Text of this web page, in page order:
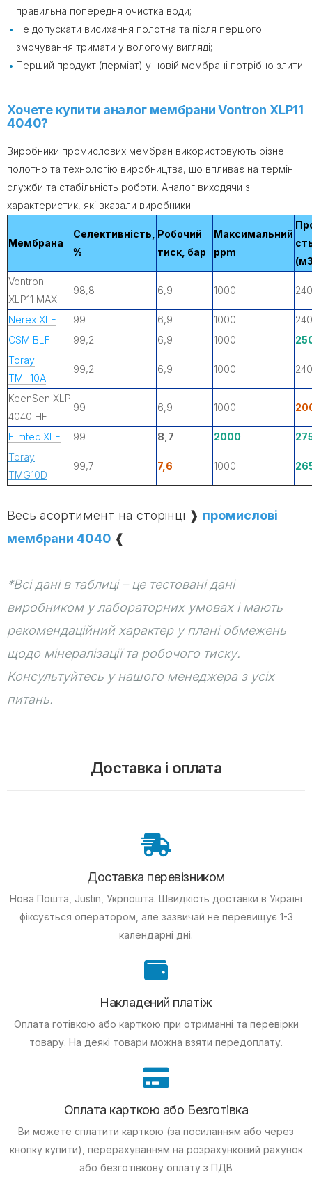
правильна попередня очистка води;
Не допускати висихання полотна та після першого
змочування тримати у вологому вигляді;
Перший продукт (перміат) у новій мембрані потрібно злити.
Хочете купити аналог мембрани Vontron XLP11
4040?
Виробники промислових мембран використовують різне
полотно та технологію виробництва, що впливає на термін
служби та стабільність роботи. Аналог виходячи з
характеристик, які вказали виробники:
Мембрана
Селективність,
%
Робочий
тиск, бар
Максимальний
ppm
Vontron
XLP11 MAX
98,8 6,9 1000
Nerex XLE 99 6,9 1000
CSM BLF
99,2 6,9 1000
Toray
TMH10A
99,2 6,9 1000
KeenSen XLP
4040 HF
99 6,9 1000
Filmtec XLE 99 8,7 2000
Toray
TMG10D
99,7 7,6 1000
Весь асортимент на сторінці ❱ промислові
мембрани 4040 ❰
*Всі дані в таблиці – це тестовані дані
виробником у лабораторних умовах і мають
рекомендаційний характер у плані обмежень
щодо мінералізації та робочого тиску.
Консультуйтесь у нашого менеджера з усіх
питань.
Доставка і оплата
Доставка перевізником
Нова Пошта, Justin, Укрпошта. Швидкість доставки в Україні
фіксується оператором, але зазвичай не перевищує 1-3
календарні дні.
Накладений платіж
Оплата готівкою або карткою при отриманні та перевірки
товару. На деякі товари можна взяти передоплату.
Оплата карткою або Безготівка
Ви можете сплатити карткою (за посиланням або через
кнопку купити), перерахуванням на розрахунковий рахунок
або безготівкову оплату з ПДВ